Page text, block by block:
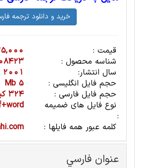
قیمت :
شناسه محصول :
سال انتشار:
2001
حجم فایل انگلیسی :
5 Mb
حجم فایل فارسی :
324 کیلو بایت
نوع فایل های ضمیمه
:
کلمه عبور همه فایلها :
عنوان فارسي